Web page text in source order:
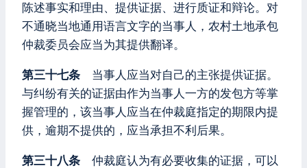
陈述事实和理由、提供证据、进行质证和辩论。对
不通晓当地通用语言文字的当事人，农村土地承包
仲裁委员会应当为其提供翻译。
第三十七条 当事人应当对自己的主张提供证据。
与纠纷有关的证据由作为当事人一方的发包方等掌
握管理的，该当事人应当在仲裁庭指定的期限内提
供，逾期不提供的，应当承担不利后果。
第三十八条 仲裁庭认为有必要收集的证据，可以